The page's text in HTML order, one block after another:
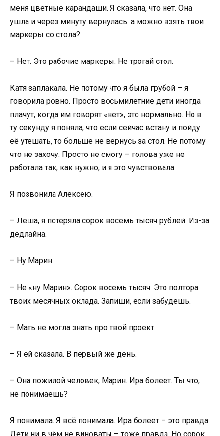
меня цветные карандаши. Я сказала, что нет. Она
ушла и через минуту вернулась: а можно взять твои
маркеры со стола?
– Нет. Это рабочие маркеры. Не трогай стол.
Катя заплакала. Не потому что я была грубой – я
говорила ровно. Просто восьмилетние дети иногда
плачут, когда им говорят «нет», это нормально. Но в
ту секунду я поняла, что если сейчас встану и пойду
её утешать, то больше не вернусь за стол. Не потому
что не захочу. Просто не смогу – голова уже не
работала так, как нужно, и я это чувствовала.
Я позвонила Алексею.
– Лёша, я потеряла сорок восемь тысяч рублей. Из-за
дедлайна.
– Ну Марин.
– Не «ну Марин». Сорок восемь тысяч. Это полтора
твоих месячных оклада. Запиши, если забудешь.
– Мать не могла знать про твой проект.
– Я ей сказала. В первый же день.
– Она пожилой человек, Марин. Ира болеет. Ты что,
не понимаешь?
Я понимала. Я всё понимала. Ира болеет – это правда.
Дети ни в чём не виноваты – тоже правда. Но сорок